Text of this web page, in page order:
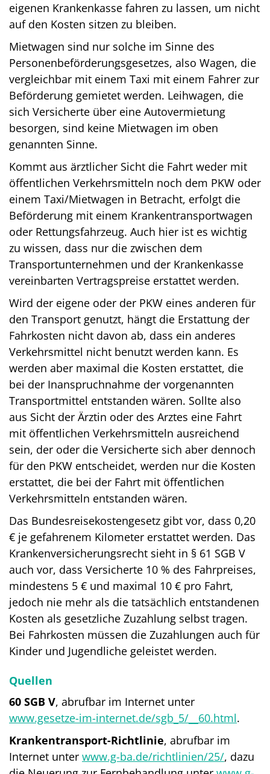
eigenen Krankenkasse fahren zu lassen, um nicht
auf den Kosten sitzen zu bleiben.
Mietwagen sind nur solche im Sinne des
Personenbeförderungsgesetzes, also Wagen, die
vergleichbar mit einem Taxi mit einem Fahrer zur
Beförderung gemietet werden. Leihwagen, die
sich Versicherte über eine Autovermietung
besorgen, sind keine Mietwagen im oben
genannten Sinne.
Kommt aus ärztlicher Sicht die Fahrt weder mit
öffentlichen Verkehrsmitteln noch dem PKW oder
einem Taxi/Mietwagen in Betracht, erfolgt die
Beförderung mit einem Krankentransportwagen
oder Rettungsfahrzeug. Auch hier ist es wichtig
zu wissen, dass nur die zwischen dem
Transportunternehmen und der Krankenkasse
vereinbarten Vertragspreise erstattet werden.
Wird der eigene oder der PKW eines anderen für
den Transport genutzt, hängt die Erstattung der
Fahrkosten nicht davon ab, dass ein anderes
Verkehrsmittel nicht benutzt werden kann. Es
werden aber maximal die Kosten erstattet, die
bei der Inanspruchnahme der vorgenannten
Transportmittel entstanden wären. Sollte also
aus Sicht der Ärztin oder des Arztes eine Fahrt
mit öffentlichen Verkehrsmitteln ausreichend
sein, der oder die Versicherte sich aber dennoch
für den PKW entscheidet, werden nur die Kosten
erstattet, die bei der Fahrt mit öffentlichen
Verkehrsmitteln entstanden wären.
Das Bundesreisekostengesetz gibt vor, dass 0,20
€ je gefahrenem Kilometer erstattet werden. Das
Krankenversicherungsrecht sieht in § 61 SGB V
auch vor, dass Versicherte 10 % des Fahrpreises,
mindestens 5 € und maximal 10 € pro Fahrt,
jedoch nie mehr als die tatsächlich entstandenen
Kosten als gesetzliche Zuzahlung selbst tragen.
Bei Fahrkosten müssen die Zuzahlungen auch für
Kinder und Jugendliche geleistet werden.
Quellen
60 SGB V, abrufbar im Internet unter
www.gesetze-im-internet.de/sgb_5/__60.html.
Krankentransport-Richtlinie, abrufbar im
Internet unter www.g-ba.de/richtlinien/25/, dazu